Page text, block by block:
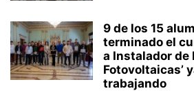
9 de los 15
terminado el
a Instalador de
Fotovoltaicas’
trabajando